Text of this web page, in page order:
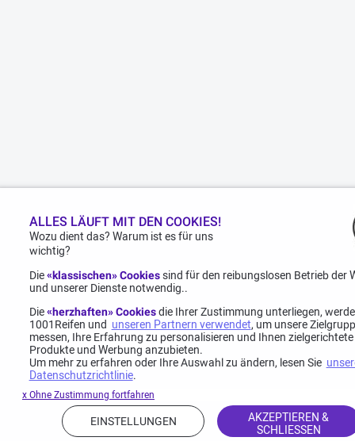
ALLES LÄUFT MIT DEN COOKIES!
Wozu dient das? Warum ist es für uns
wichtig?
Die«klassischen» Cookiessind für den reibungslosen Betrieb der
und unserer Dienste notwendig..
Die«herzhaften» Cookies die Ihrer Zustimmung unterliegen,
1001Reifen und unseren Partnern verwendet, um unsere
messen, Ihre Erfahrung zu personalisieren und Ihnen zielgerichtete
Produkte und Werbung anzubieten.
Um mehr zu erfahren oder Ihre Auswahl zu ändern, lesen Sie
Datenschutzrichtlinie.
AKZEPTIEREN &
SCHLIESSEN
EINSTELLUNGEN
x Ohne Zustimmung fortfahren